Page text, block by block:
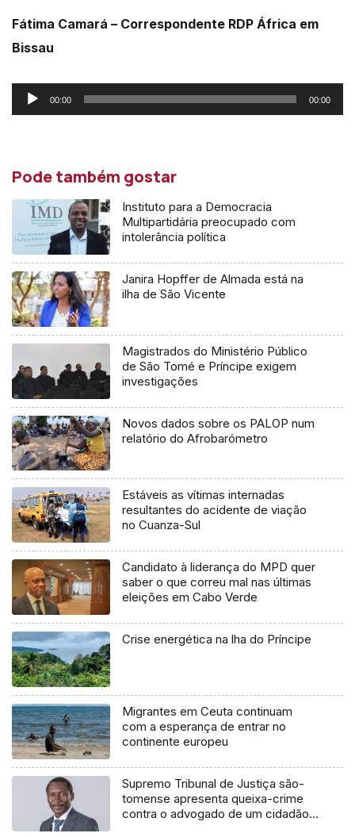
Fátima Camará – Correspondente RDP África em
Bissau
Reprodutor
de
00:00 00:00
Pode também gostar
Instituto para a Democracia
Multipartidária preocupado com
intolerância política
Janira Hopffer de Almada está na
ilha de São Vicente
Magistrados do Ministério Público
de São Tomé e Príncipe exigem
investigações
Novos dados sobre os PALOP num
relatório do Afrobarómetro
Estáveis as vítimas internadas
resultantes do acidente de viação
no Cuanza-Sul
Candidato à liderança do MPD quer
saber o que correu mal nas últimas
eleições em Cabo Verde
Crise energética na lha do Príncipe
Migrantes em Ceuta continuam
com a esperança de entrar no
continente europeu
Supremo Tribunal de Justiça são-
tomense apresenta queixa-crime
contra o advogado de um cidadão